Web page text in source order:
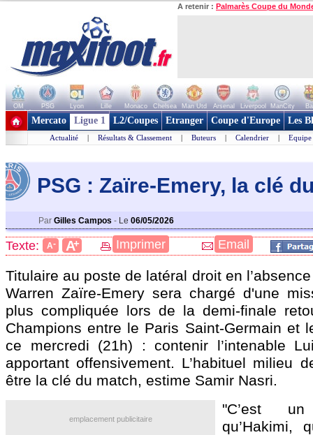
A retenir : Palmarès Coupe du
OM PSG Lyon Lille Monaco Chelsea Man Utd Arsenal Liverpool ManCity
+ de clubs
Mercato Ligue 1 L2/Coupes Etranger Coupe d'Europe Les
Actualité | Résultats & Classement | Buteurs | Calendrier | Equipe
PSG : Zaïre-Emery, la clé
Par Gilles Campos - Le 06/05/2026
Texte: A- A+ Imprimer Email
Titulaire au poste de latéral droit en
Warren Zaïre-Emery sera chargé d'une
plus compliquée lors de la demi-finale
Champions entre le Paris Saint-Germain et
ce mercredi (21h) : contenir l’intenable
apportant offensivement. L’habituel milieu
être la clé du match, estime Samir Nasri.
emplacement publicitaire
"C’est
qu’Hakimi,